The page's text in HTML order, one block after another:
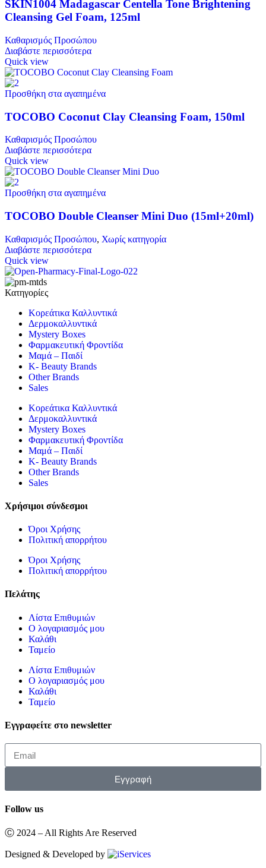
SKIN1004 Madagascar Centella Tone Brightening
Cleansing Gel Foam, 125ml
Καθαρισμός Προσώπου
Διαβάστε περισσότερα
Quick view
Προσθήκη στα αγαπημένα
TOCOBO Coconut Clay Cleansing Foam, 150ml
Καθαρισμός Προσώπου
Διαβάστε περισσότερα
Quick view
Προσθήκη στα αγαπημένα
TOCOBO Double Cleanser Mini Duo (15ml+20ml)
Καθαρισμός Προσώπου, Χωρίς κατηγορία
Διαβάστε περισσότερα
Quick view
Κατηγορίες
Κορεάτικα Καλλυντικά
Δερμοκαλλυντικά
Mystery Boxes
Φαρμακευτική Φροντίδα
Μαμά – Παιδί
K- Beauty Brands
Other Brands
Sales
Κορεάτικα Καλλυντικά
Δερμοκαλλυντικά
Mystery Boxes
Φαρμακευτική Φροντίδα
Μαμά – Παιδί
K- Beauty Brands
Other Brands
Sales
Χρήσιμοι σύνδεσμοι
Όροι Χρήσης
Πολιτική απορρήτου
Όροι Χρήσης
Πολιτική απορρήτου
Πελάτης
Λίστα Επιθυμιών
Ο λογαριασμός μου
Καλάθι
Ταμείο
Λίστα Επιθυμιών
Ο λογαριασμός μου
Καλάθι
Ταμείο
Εγγραφείτε στο newsletter
Εγγραφή
Follow us
Ⓒ 2024 – All Rights Are Reserved
Designed & Developed by